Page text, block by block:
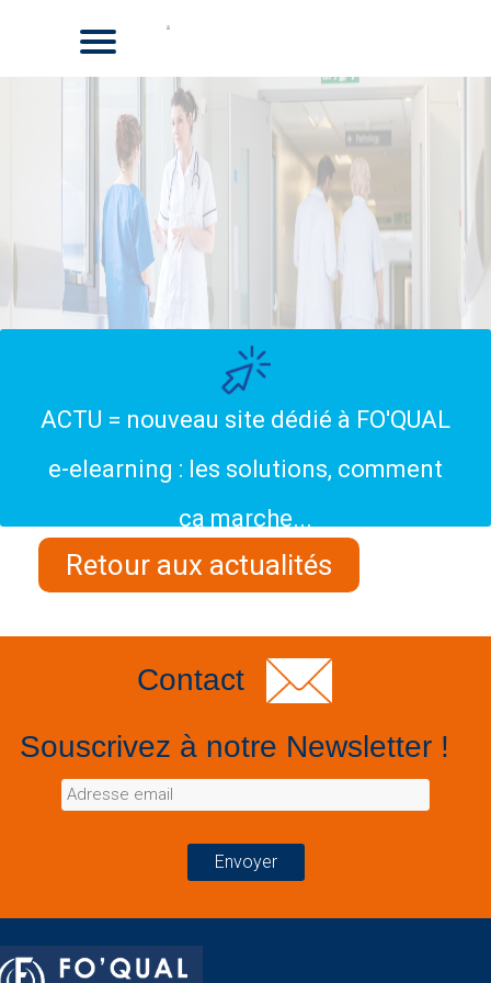
ACTU = nouveau site dédié à FO'QUAL
e-elearning : les solutions, comment
ça marche...
Retour aux actualités
Contact
Souscrivez à notre Newsletter !